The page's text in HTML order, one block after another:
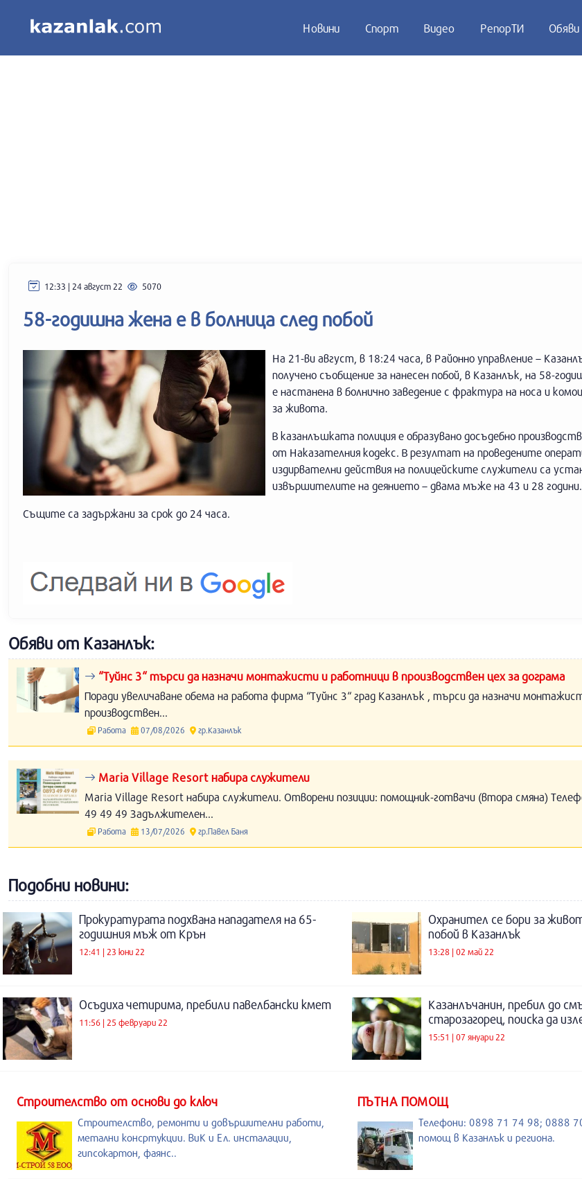
Новини Спорт Видео РепорТИ Обяви
12:33 | 24 август 22 5070
58-годишна жена е в болница след побой
На 21-ви август, в 18:24 часа, в Районно управление –
получено съобщение за нанесен побой, в Казанлък, на 58-
е настанена в болнично заведение с фрактура на носа и
за живота.
В казанлъшката полиция е образувано досъдебно
от Наказателния кодекс. В резултат на проведените
издирвателни действия на полицейските служители са
извършителите на деянието – двама мъже на 43 и 28 години.
Същите са задържани за срок до 24 часа.
Обяви от Казанлък:
“Туйнс 3“ търси да назначи монтажисти и работници в производствен цех за дограма
Поради увеличаване обема на работа фирма “Туйнс 3“ град Казанлък , търси да назначи
производствен...
Работа 07/08/2026 гр.Казанлък
Maria Village Resort набира служители
Maria Village Resort набира служители. Отворени позиции: помощник-готвачи (втора смяна)
49 49 49 Задължителен...
Работа 13/07/2026 гр.Павел Баня
Подобни новини:
Прокуратурата подхвана нападателя на 65-
годишния мъж от Крън
12:41 | 23 юни 22
Охранител се бори за
побой в Казанлък
13:28 | 02 май 22
Осъдиха четирима, пребили павелбански кмет
11:56 | 25 февруари 22
Казанлъчанин, пребил до
старозагорец, поиска да
15:51 | 07 януари 22
Строителство от основи до ключ
Строителство, ремонти и довършителни работи,
метални консртукции. ВиК и Ел. инсталации,
гипсокартон, фаянс..
ПЪТНА ПОМОЩ
Телефони: 0898 71 74 98; 0888
помощ в Казанлък и региона.